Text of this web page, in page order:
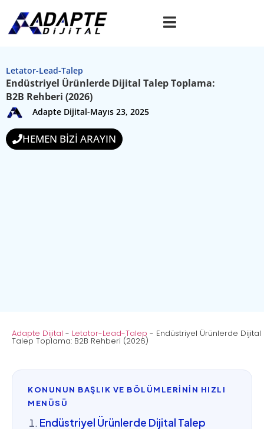
Letator-Lead-Talep
Endüstriyel Ürünlerde Dijital Talep Toplama:
B2B Rehberi (2026)
Adapte Dijital-Mayıs 23, 2025
HEMEN BİZİ ARAYIN
Adapte Dijital - Letator-Lead-Talep - Endüstriyel Ürünlerde Dijital
Talep Toplama: B2B Rehberi (2026)
KONUNUN BAŞLIK VE BÖLÜMLERİNİN HIZLI
MENÜSÜ
Endüstriyel Ürünlerde Dijital Talep